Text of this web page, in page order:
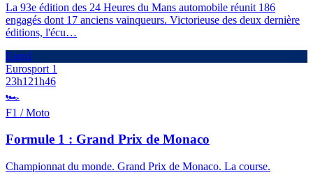
La 93e édition des 24 Heures du Mans automobile réunit 186
engagés dont 17 anciens vainqueurs. Victorieuse des deux dernière
éditions, l'écu…
Euro1
Eurosport 1
23h121h46
🏎️
F1 / Moto
Formule 1 : Grand Prix de Monaco
Championnat du monde. Grand Prix de Monaco. La course.